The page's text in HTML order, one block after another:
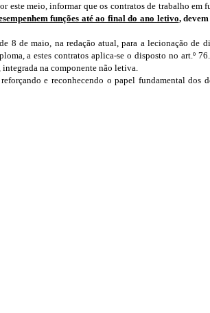
este meio, informar que os contratos de trabalho em
funções até ao final do ano letivo,
8 de maio, na redação atual, para a lecionação de
a estes contratos aplica-se o disposto no art.º
na componente não letiva.
e reconhecendo o papel fundamental dos